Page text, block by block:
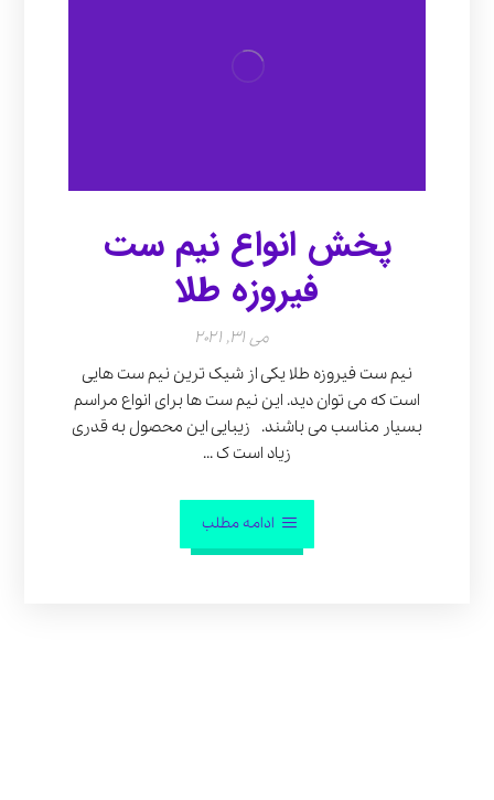
پخش انواع نیم ست
فیروزه طلا
می 31, 2021
نیم ست فیروزه طلا یکی از شیک ترین نیم ست هایی
است که می توان دید. این نیم ست ها برای انواع مراسم
بسیار مناسب می باشند. زیبایی این محصول به قدری
زیاد است ک ...
ادامه مطلب